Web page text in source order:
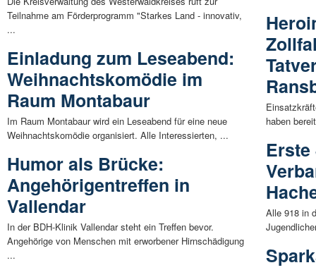
Teilnahme am Förderprogramm "Starkes Land - innovativ,
...
Einladung zum Leseabend:
Weihnachtskomödie im
Raum Montabaur
Im Raum Montabaur wird ein Leseabend für eine neue
Weihnachtskomödie organisiert. Alle Interessierten, ...
Humor als Brücke:
Angehörigentreffen in
Vallendar
In der BDH-Klinik Vallendar steht ein Treffen bevor.
Angehörige von Menschen mit erworbener Hirnschädigung
...
haben
Alle 918 in